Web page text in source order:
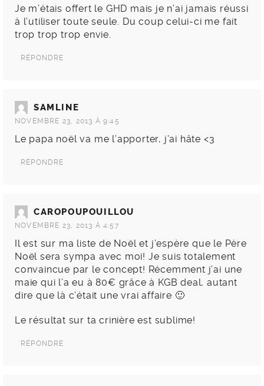
Je m’étais offert le GHD mais je n’ai jamais réussi
à l’utiliser toute seule. Du coup celui-ci me fait
trop trop trop envie.
RÉPONDRE
SAMLINE
NOVEMBRE 23, 2013 À 9:45
Le papa noël va me l’apporter, j’ai hâte <3
RÉPONDRE
CAROPOUPOUILLOU
NOVEMBRE 23, 2013 À 4:57
Il est sur ma liste de Noël et j’espère que le Père
Noël sera sympa avec moi! Je suis totalement
convaincue par le concept! Récemment j’ai une
maie qui l’a eu à 80€ grâce à KGB deal, autant
dire que là c’était une vrai affaire 🙂
Le résultat sur ta crinière est sublime!
RÉPONDRE